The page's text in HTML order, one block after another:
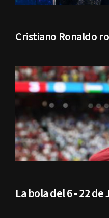
Cristiano Ronaldo
La bola del 6 - 22 de